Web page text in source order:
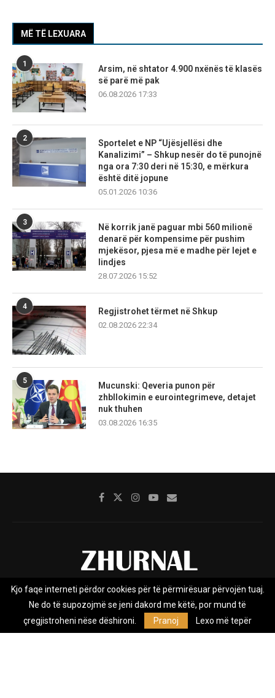
MË TË LEXUARA
1
Arsim, në shtator 4.900 nxënës të klasës
së parë më pak
06.08.2026 17:33
2
Sportelet e NP “Ujësjellësi dhe
Kanalizimi” – Shkup nesër do të punojnë
nga ora 7:30 deri në 15:30, e mërkura
është ditë jopune
05.01.2026 10:36
3
Në korrik janë paguar mbi 560 milionë
denarë për kompensime për pushim
mjekësor, pjesa më e madhe për lejet e
lindjes
28.07.2026 15:52
4
Regjistrohet tërmet në Shkup
02.08.2026 22:34
5
Mucunski: Qeveria punon për
zhbllokimin e eurointegrimeve, detajet
nuk thuhen
03.08.2026 16:35
Rreth nesh Impresumi Marketing
Privacy Policy
Zhurnal.mk është Agjenci e Lajmeve e pavarur, e themeluar në vitin
Kjo faqe interneti përdor cookies për të përmirësuar përvojën tuaj.
Ne do të supozojmë se jeni dakord me këtë, por mund të
çregjistroheni nëse dëshironi.
Pranoj Lexo më tepër